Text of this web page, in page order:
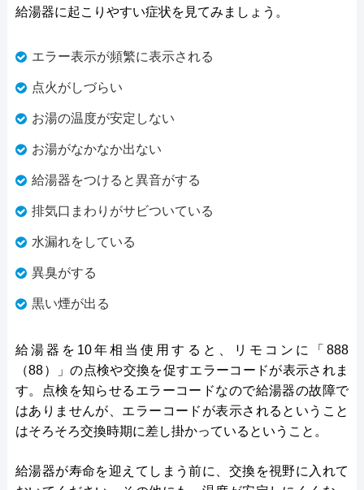
給湯器に起こりやすい症状を見てみましょう。
エラー表示が頻繁に表示される
点火がしづらい
お湯の温度が安定しない
お湯がなかなか出ない
給湯器をつけると異音がする
排気口まわりがサビついている
水漏れをしている
異臭がする
黒い煙が出る
給湯器を10年相当使用すると、リモコンに「888
（88）」の点検や交換を促すエラーコードが表示されま
す。点検を知らせるエラーコードなので給湯器の故障で
はありませんが、エラーコードが表示されるということ
はそろそろ交換時期に差し掛かっているということ。
給湯器が寿命を迎えてしまう前に、交換を視野に入れて